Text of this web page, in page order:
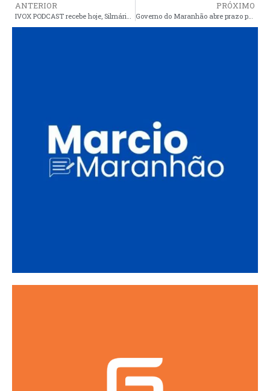
ANTERIOR
IVOX PODCAST recebe hoje, Silmária Silva, empreendedora de sucesso de Araioses, no ramo da estética e beleza
PRÓXIMO
Governo do Maranhão abre prazo para apresentação de projetos da Lei Estadual de Incentivo ao Esporte